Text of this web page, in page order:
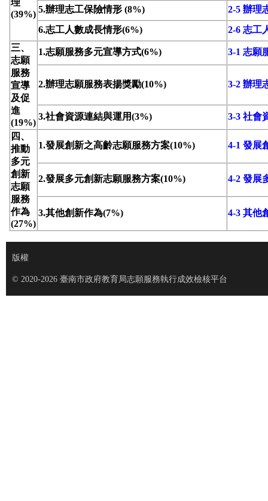
理
(39%) 5.辦理志工保險情形 (8%)
2-5 辦理
6.志工人數成長情形(6%)
2-6 志工
三、
志願
服務
宣導
及促
進
(19%)
1.志願服務多元宣導方式(6%) 3-1 志願
2.辦理志願服務表揚獎勵(10%) 3-2 辦理
3.社會資源連結與運用(3%)
3-3 社會
四、
推動
多元
創新
志願
服務
作為
(27%)
1.發展創新之高齡志願服務方案(10%) 4-1 發展
2.發展多元創新志願服務方案(10%) 4-2 發展
3.其他創新作為(7%) 4-3 其他
版權
© 2020-2026 臺南市政府教育局志願服務執行成效檢核平台